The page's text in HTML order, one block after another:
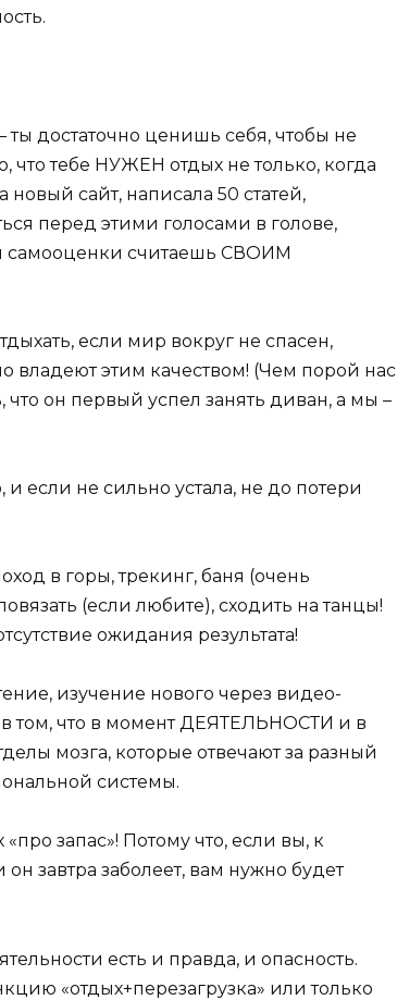
ты достаточно ценишь себя, чтобы не
что тебе НУЖЕН отдых не только, когда
сайт, написала 50 статей,
перед этими голосами в голове,
самооценки считаешь СВОИМ
если мир вокруг не спасен,
владеют этим качеством! (Чем порой нас
что он первый успел занять диван, а мы –
и если не сильно устала, не до потери
в горы, трекинг, баня (очень
(если любите), сходить на танцы!
ожидания результата!
изучение нового через видео-
том, что в момент ДЕЯТЕЛЬНОСТИ и в
мозга, которые отвечают за разный
системы.
запас»! Потому что, если вы, к
завтра заболеет, вам нужно будет
есть и правда, и опасность.
«отдых+перезагрузка» или только